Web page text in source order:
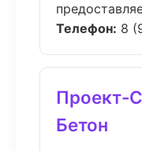
Телефон: 8
Проект-
Бетон